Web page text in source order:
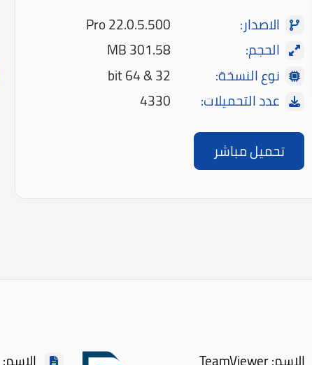
الاصدار:
Pro 22.0.5.500
الحجم:
301.58 MB
نوع النسخة:
32 & 64 bit
عدد التحميلات:
4330
تحميل مباشر